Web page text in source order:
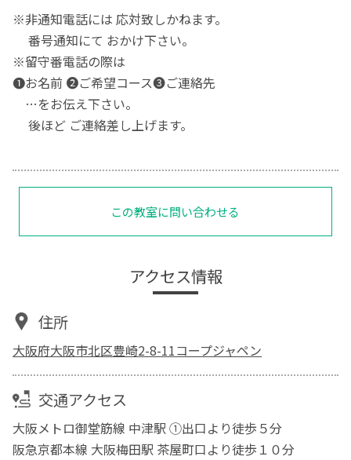
※非通知電話には 応対致しかねます。
番号通知にて おかけ下さい。
※留守番電話の際は
❶お名前 ❷ご希望コース❸ご連絡先
…をお伝え下さい。
後ほど ご連絡差し上げます。
この教室に問い合わせる
アクセス情報
住所
大阪府大阪市北区豊崎2-8-11コープジャペン
交通アクセス
大阪メトロ御堂筋線 中津駅 ①出口より徒歩５分
阪急京都本線 大阪梅田駅 茶屋町口より徒歩１０分